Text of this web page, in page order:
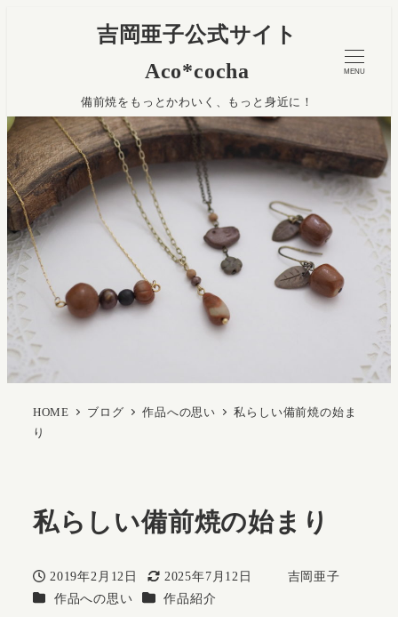
吉岡亜子公式サイト
Aco*cocha
備前焼をもっとかわいく、もっと身近に！
MENU
HOME ブログ 作品への思い
私らしい備前焼の始ま
り
私らしい備前焼の始まり
投稿日
2019年2月12日
更新日
2025年7月12日
吉岡亜子
カテゴリー
作品への思い カテゴリー
作品紹介